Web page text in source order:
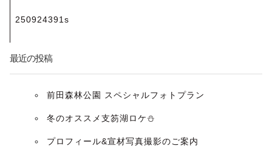
稿
ナ
250924391s
最近の投稿
前田森林公園 スペシャルフォトプラン
冬のオススメ支笏湖ロケ⛄️
プロフィール&宣材写真撮影のご案内